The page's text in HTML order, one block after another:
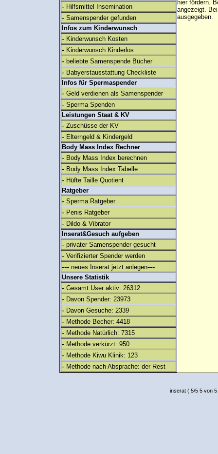
- Hilfsmittel Insemination
- Samenspender gefunden
Infos zum Kinderwunsch
- Kinderwunsch Kosten
- Kinderwunsch Kinderlos
- beliebte Samenspende Bücher
- Babyerstausstattung Checkliste
Infos für Spermaspender
- Geld verdienen als Samenspender
- Sperma Spenden
Leistungen Staat & KV
- Zuschüsse der KV
- Elterngeld & Kindergeld
Body Mass Index Rechner
- Body Mass Index berechnen
- Body Mass Index Tabelle
- Hüfte Taille Quotient
Ratgeber
- Sperma Ratgeber
- Penis Ratgeber
- Dildo & Vibrator
Inserat&Gesuch aufgeben
- privater Samenspender gesucht
- Verifizierter Spender werden
--- neues Inserat jetzt anlegen---
Unsere Statistik
- Gesamt User aktiv: 26312
- Davon Spender: 23973
- Davon Gesuche: 2339
- Methode Becher: 4418
- Methode Natürlich: 7315
- Methode verkürzt: 950
- Methode Kiwu Klinik: 123
- Methode nach Absprache: der Rest
hier fördern.
angezeigt.
ausgegeben.
inserat( 5/5 5 von 5